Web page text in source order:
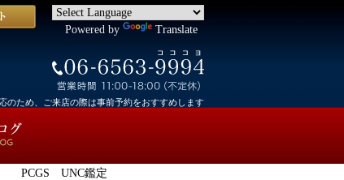
Powered by Translate
のため、ご来店の際は事前予約をおすすめします
PCGS UNC鑑定